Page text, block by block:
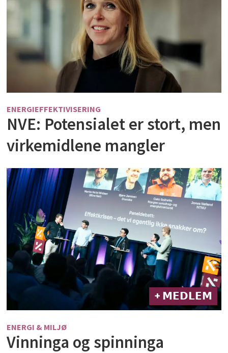
ENERGIEFFEKTIVISERING
NVE: Potensialet er stort, men
virkemidlene mangler
+ 𝗠𝗘𝗗𝗟𝗘𝗠
ENERGI & MILJØ
Vinninga og spinninga